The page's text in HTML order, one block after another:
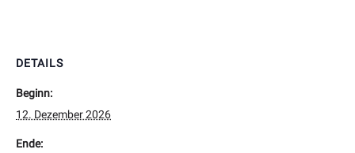
DETAILS
Beginn:
12. Dezember 2026
Ende: